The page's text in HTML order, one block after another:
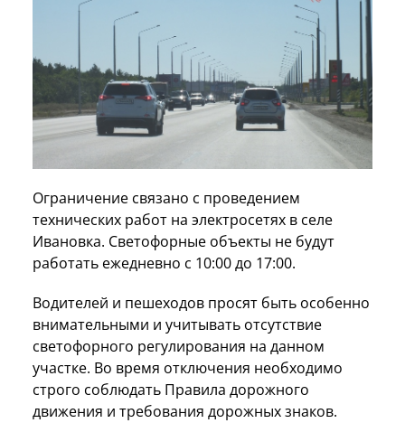
Ограничение связано с проведением
технических работ на электросетях в селе
Ивановка. Светофорные объекты не будут
работать ежедневно с 10:00 до 17:00.
Водителей и пешеходов просят быть особенно
внимательными и учитывать отсутствие
светофорного регулирования на данном
участке. Во время отключения необходимо
строго соблюдать Правила дорожного
движения и требования дорожных знаков.